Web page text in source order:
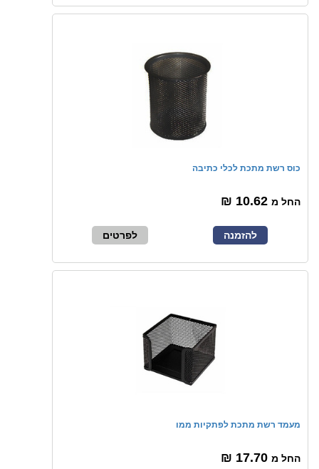
כוס רשת מתכת לכלי כתיבה
החל מ
להזמנה לפרטים
מעמד רשת מתכת לפתקיות ממו
החל מ